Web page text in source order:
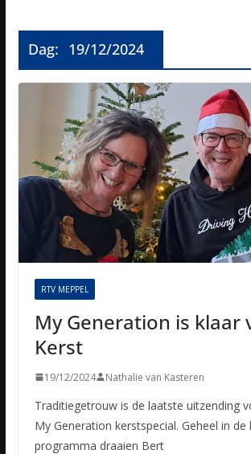
Dag: 19/12/2024
RTV MEPPEL
My Generation is klaar
Kerst
19/12/2024 Nathalie van Kasteren
Traditiegetrouw is de laatste uitzending
My Generation kerstspecial. Geheel in de
programma draaien Bert